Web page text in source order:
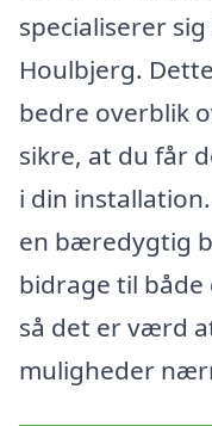
specialiserer
Houlbjerg.
bedre overblik
sikre, at du får
i din
en bæredygtig
bidrage til
så det er værd
muligheder